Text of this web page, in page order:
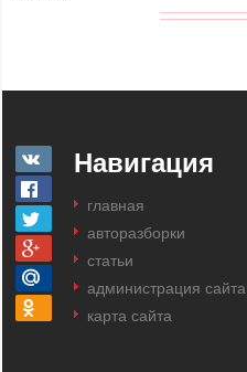
Навигация
главная
авторазборки
статьи
администрация сайта
карта сайта